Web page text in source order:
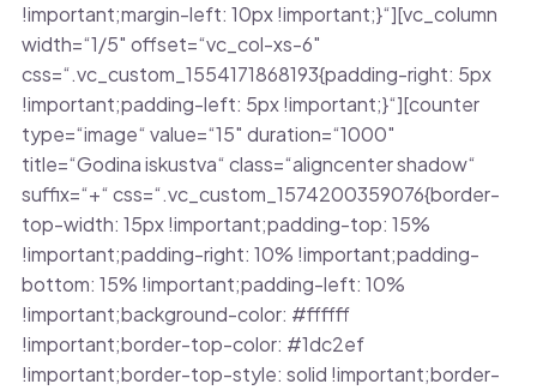
!important;margin-left: 10px !important;}“][vc_column
width=“1/5″ offset=“vc_col-xs-6″
css=“.vc_custom_1554171868193{padding-right: 5px
!important;padding-left: 5px !important;}“][counter
type=“image“ value=“15″ duration=“1000″
title=“Godina iskustva“ class=“aligncenter shadow“
suffix=“+“ css=“.vc_custom_1574200359076{border-
top-width: 15px !important;padding-top: 15%
!important;padding-right: 10% !important;padding-
bottom: 15% !important;padding-left: 10%
!important;background-color: #ffffff
!important;border-top-color: #1dc2ef
!important;border-top-style: solid !important;border-